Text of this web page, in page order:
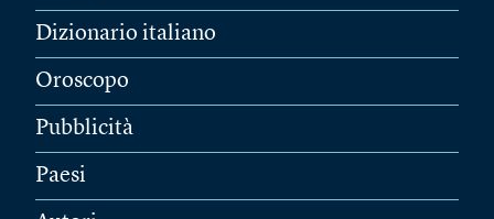
Dizionario italiano
Oroscopo
Pubblicità
Paesi